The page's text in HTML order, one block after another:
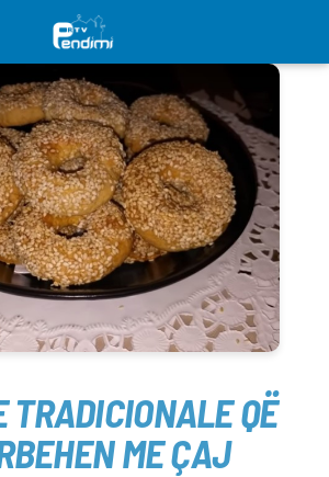
in the database]
TRADICIONALE QË
ME ÇAJ